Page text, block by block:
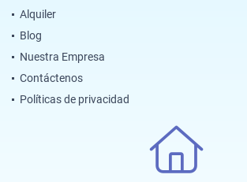
Alquiler
Blog
Nuestra Empresa
Contáctenos
Políticas de privacidad